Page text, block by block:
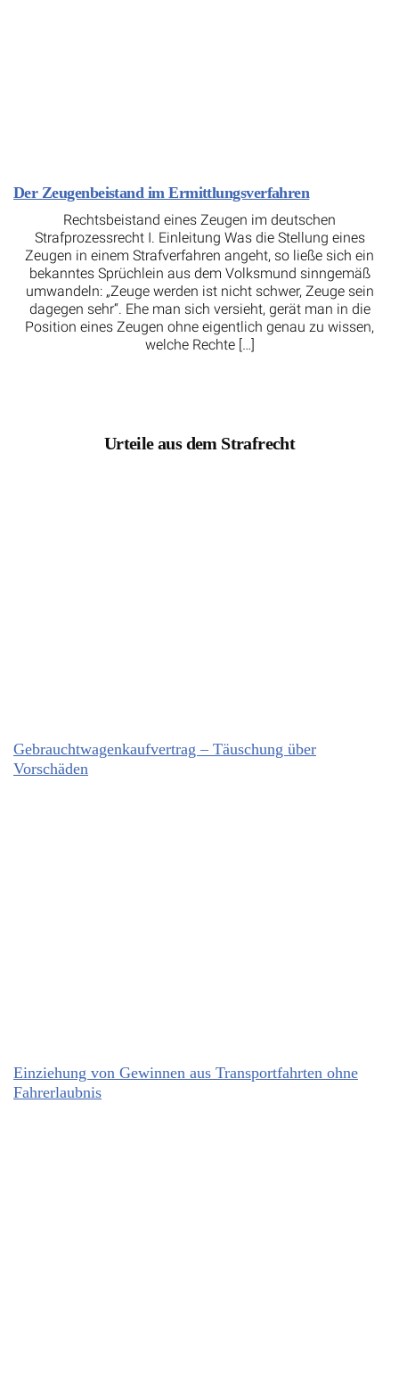
Der Zeugenbeistand im Ermittlungsverfahren
Rechtsbeistand eines Zeugen im deutschen
Strafprozessrecht I. Einleitung Was die Stellung eines
Zeugen in einem Strafverfahren angeht, so ließe sich ein
bekanntes Sprüchlein aus dem Volksmund sinngemäß
umwandeln: „Zeuge werden ist nicht schwer, Zeuge sein
dagegen sehr“. Ehe man sich versieht, gerät man in die
Position eines Zeugen ohne eigentlich genau zu wissen,
welche Rechte […]
Urteile aus dem Strafrecht
Gebrauchtwagenkaufvertrag – Täuschung über
Vorschäden
Einziehung von Gewinnen aus Transportfahrten ohne
Fahrerlaubnis